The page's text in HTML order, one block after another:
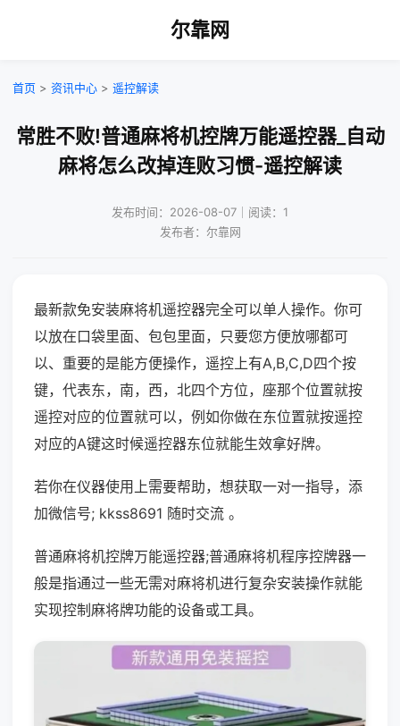
尔靠网
首页 > 资讯中心 > 遥控解读
常胜不败!普通麻将机控牌万能遥控器_自动
麻将怎么改掉连败习惯-遥控解读
发布时间：2026-08-07｜阅读：1
发布者：尔靠网
最新款免安装麻将机遥控器完全可以单人操作。你可
以放在口袋里面、包包里面，只要您方便放哪都可
以、重要的是能方便操作，遥控上有A,B,C,D四个按
键，代表东，南，西，北四个方位，座那个位置就按
遥控对应的位置就可以，例如你做在东位置就按遥控
对应的A键这时候遥控器东位就能生效拿好牌。
若你在仪器使用上需要帮助，想获取一对一指导，添
加微信号; kkss8691 随时交流 。
普通麻将机控牌万能遥控器;普通麻将机程序控牌器一
般是指通过一些无需对麻将机进行复杂安装操作就能
实现控制麻将牌功能的设备或工具。